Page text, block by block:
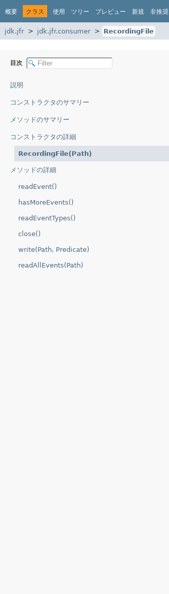
概要 クラス 使用 ツリー プレビュー 新規 非推奨
jdk.jfr jdk.jfr.consumer
RecordingFile
目次
説明
コンストラクタのサマリー
メソッドのサマリー
コンストラクタの詳細
RecordingFile(Path)
メソッドの詳細
readEvent()
hasMoreEvents()
readEventTypes()
close()
write(Path, Predicate)
readAllEvents(Path)